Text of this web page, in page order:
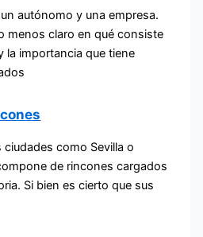
autónomo y una empresa.
menos claro en qué consiste
la importancia que tiene
como Sevilla o
de rincones cargados
Si bien es cierto que sus